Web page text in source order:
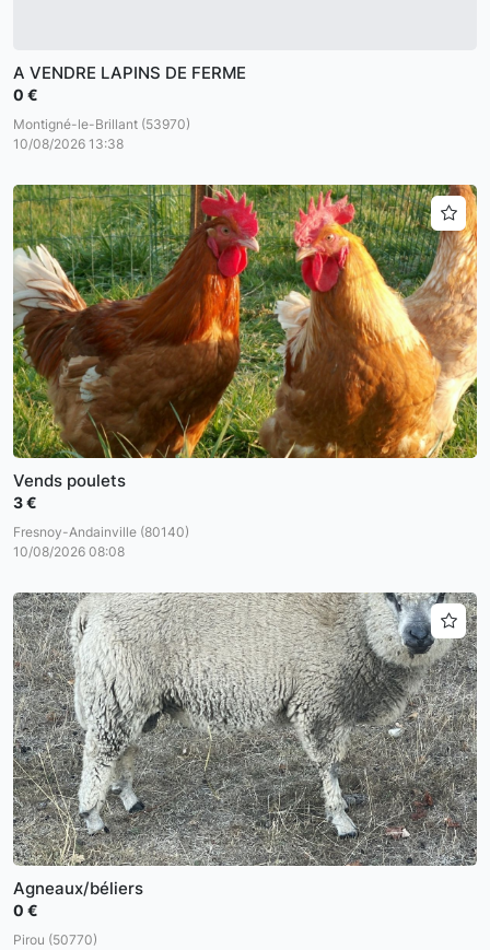
A VENDRE LAPINS DE FERME
0 €
Montigné-le-Brillant (53970)
10/08/2026 13:38
Vends poulets
3 €
Fresnoy-Andainville (80140)
10/08/2026 08:08
Agneaux/béliers
0 €
Pirou (50770)